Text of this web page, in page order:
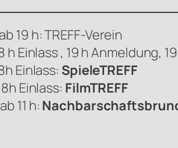
19 h: TREFF-Verein
h Einlass , 19 h Anmeldung,
Einlass: SpieleTREFF
Einlass: FilmTREFF
11 h: